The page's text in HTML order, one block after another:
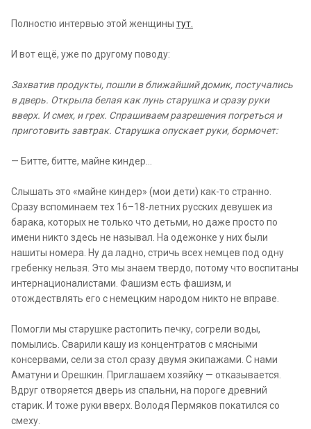
Полностю интервью этой женщины тут.
И вот ещё, уже по другому поводу:
Захватив продукты, пошли в ближайший домик, постучались
в дверь. Открыла белая как лунь старушка и сразу руки
вверх. И смех, и грех. Спрашиваем разрешения погреться и
приготовить завтрак. Старушка опускает руки, бормочет:
— Битте, битте, майне киндер...
Слышать это «майне киндер» (мои дети) как-то странно.
Сразу вспоминаем тех 16–18-летних русских девушек из
барака, которых не только что детьми, но даже просто по
имени никто здесь не называл. На одежонке у них были
нашиты номера. Ну да ладно, стричь всех немцев под одну
гребенку нельзя. Это мы знаем твердо, потому что воспитаны
интернационалистами. Фашизм есть фашизм, и
отождествлять его с немецким народом никто не вправе.
Помогли мы старушке растопить печку, согрели воды,
помылись. Сварили кашу из концентратов с мясными
консервами, сели за стол сразу двумя экипажами. С нами
Аматуни и Орешкин. Приглашаем хозяйку — отказывается.
Вдруг отворяется дверь из спальни, на пороге древний
старик. И тоже руки вверх. Володя Пермяков покатился со
смеху.